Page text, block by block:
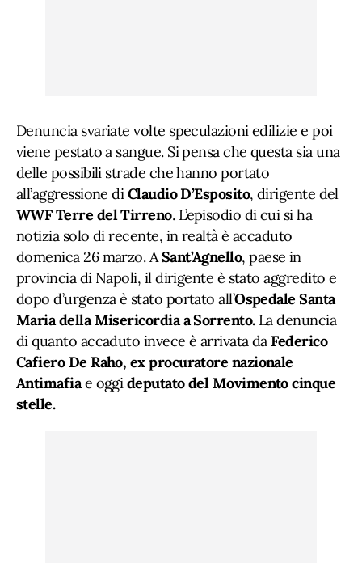
Denuncia svariate volte speculazioni edilizie e poi
viene pestato a sangue. Si pensa che questa sia una
delle possibili strade che hanno portato
all’aggressione diClaudio D’Esposito, dirigente del
WWF Terre del Tirreno. L’episodio di cui si ha
notizia solo di recente, in realtà è accaduto
domenica 26 marzo. ASant’Agnello, paese in
provincia di Napoli, il dirigente è stato aggredito e
dopo d’urgenza è stato portato all’Ospedale Santa
Maria della Misericordia a Sorrento. La denuncia
di quanto accaduto invece è arrivata daFederico
Cafiero De Raho, ex procuratore nazionale
Antimafiae oggideputato del Movimento cinque
stelle.